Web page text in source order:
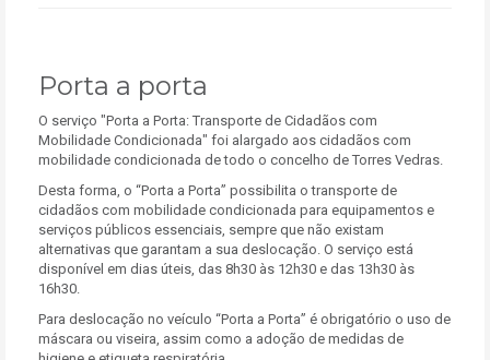
Porta a porta
O serviço "Porta a Porta: Transporte de Cidadãos com
Mobilidade Condicionada" foi alargado aos cidadãos com
mobilidade condicionada de todo o concelho de Torres Vedras.
Desta forma, o “Porta a Porta” possibilita o transporte de
cidadãos com mobilidade condicionada para equipamentos e
serviços públicos essenciais, sempre que não existam
alternativas que garantam a sua deslocação. O serviço está
disponível em dias úteis, das 8h30 às 12h30 e das 13h30 às
16h30.
Para deslocação no veículo “Porta a Porta” é obrigatório o uso de
máscara ou viseira, assim como a adoção de medidas de